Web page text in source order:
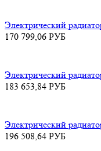
Электрический
170 799,06 РУБ
Электрический
183 653,84 РУБ
Электрический
196 508,64 РУБ